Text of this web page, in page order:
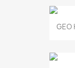
GEO